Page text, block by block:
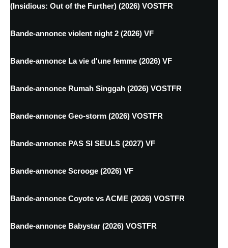
(Insidious: Out of the Further) (2026) VOSTFR
Bande-annonce violent night 2 (2026) VF
Bande-annonce La vie d'une femme (2026) VF
Bande-annonce Rumah Singgah (2026) VOSTFR
Bande-annonce Geo-storm (2026) VOSTFR
Bande-annonce PAS SI SEULS (2027) VF
Bande-annonce Scrooge (2026) VF
Bande-annonce Coyote vs ACME (2026) VOSTFR
Bande-annonce Babystar (2026) VOSTFR